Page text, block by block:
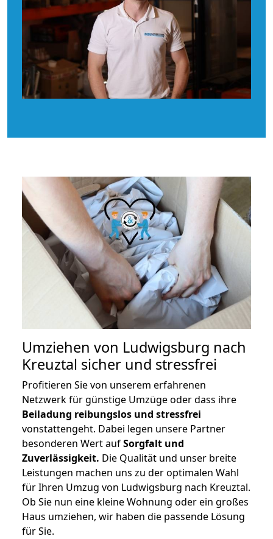
Umziehen von Ludwigsburg nach
Kreuztal sicher und stressfrei
Profitieren Sie von unserem erfahrenen
Netzwerk für günstige Umzüge oder dass ihre
Beiladung reibungslos und stressfrei
vonstattengeht. Dabei legen unsere Partner
besonderen Wert aufSorgfalt und
Zuverlässigkeit. Die Qualität und unser breite
Leistungen machen uns zu der optimalen Wahl
für Ihren Umzug von Ludwigsburg nach Kreuztal.
Ob Sie nun eine kleine Wohnung oder ein großes
Haus umziehen, wir haben die passende Lösung
für Sie.